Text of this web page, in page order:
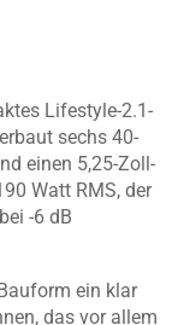
Lifestyle-2.1-
sechs 40-
einen 5,25-Zoll-
Watt RMS, der
-6 dB
ein klar
das vor allem